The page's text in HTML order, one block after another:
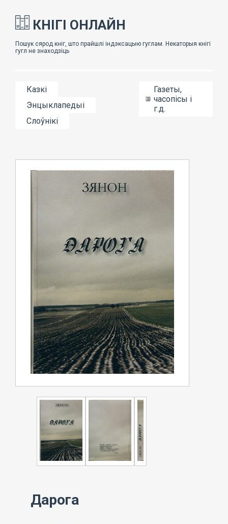
КНІГІ ОНЛАЙН
Казкі
Энцыклапедыі
Слоўнікі
Газеты,
часопісы і
г.д.
Дарога